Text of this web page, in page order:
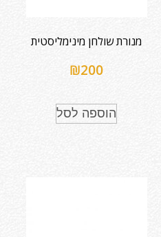
מנורת שולחן מינימליסטית
₪200
הוספה לסל